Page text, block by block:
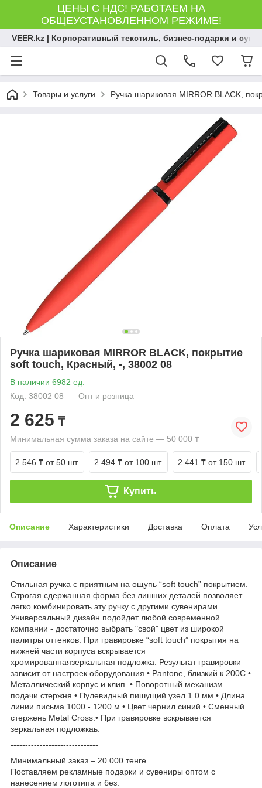
ЦЕНЫ С НДС! РАБОТАЕМ НА
ОБЩЕУСТАНОВЛЕННОМ РЕЖИМЕ!
VEER.kz | Корпоративный текстиль, бизнес-подарки и
Товары и услуги Ручка шариковая MIRROR BLACK,
Ручка шариковая MIRROR BLACK, покрытие
soft touch, Красный, -, 38002 08
В наличии 6982 ед.
Код: 38002 08
Опт и розница
2 625 ₸
Минимальная сумма заказа на сайте — 50 000 ₸
2 546 ₸ от 50 шт. 2 494 ₸ от 100 шт. 2 441 ₸ от 150 шт.
Купить
Описание Характеристики Доставка Оплата
Описание
Стильная ручка с приятным на ощупь “soft touch” покрытием.
Строгая сдержанная форма без лишних деталей позволяет
легко комбинировать эту ручку с другими сувенирами.
Универсальный дизайн подойдет любой современной
компании - достаточно выбрать "свой" цвет из широкой
палитры оттенков. При гравировке “soft touch” покрытия на
нижней части корпуса вскрывается
хромированнаязеркальная подложка. Результат гравировки
зависит от настроек оборудования.• Pantone, близкий к 200C.•
Металлический корпус и клип. • Поворотный механизм
подачи стержня.• Пулевидный пишущий узел 1.0 мм.• Длина
линии письма 1000 - 1200 м.• Цвет чернил синий.• Сменный
стержень Metal Cross.• При гравировке вскрывается
зеркальная подложкаь.
------------------------------
Минимальный заказ – 20 000 тенге.
Поставляем рекламные подарки и сувениры оптом с
нанесением логотипа и без.